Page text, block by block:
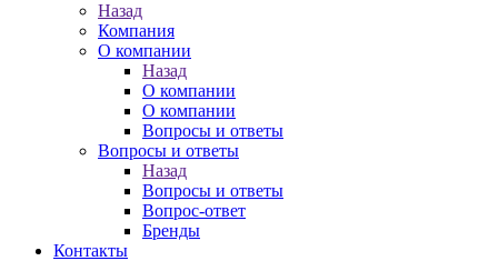
Назад
Компания
О компании
Назад
О компании
О компании
Вопросы и ответы
Вопросы и ответы
Назад
Вопросы и ответы
Вопрос-ответ
Бренды
Контакты